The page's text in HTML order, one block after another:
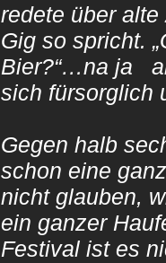
redete über
Gig so spricht.
Bier?“…na ja
sich fürsorglich
Gegen halb
schon eine
nicht glauben,
ein ganzer
Festival ist es